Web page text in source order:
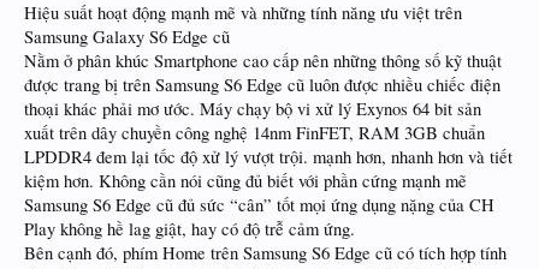
Hiệu suất hoạt động mạnh mẽ và những tính năng ưu việt trên
Samsung Galaxy S6 Edge cũ
Nằm ở phân khúc Smartphone cao cấp nên những thông số kỹ thuật
được trang bị trên Samsung S6 Edge cũ luôn được nhiều chiếc điện
thoại khác phải mơ ước. Máy chạy bộ vi xử lý Exynos 64 bit sản
xuất trên dây chuyền công nghệ 14nm FinFET, RAM 3GB chuẩn
LPDDR4 đem lại tốc độ xử lý vượt trội. mạnh hơn, nhanh hơn và tiết
kiệm hơn. Không cần nói cũng đủ biết với phần cứng mạnh mẽ
Samsung S6 Edge cũ đủ sức “cân” tốt mọi ứng dụng nặng của CH
Play không hề lag giật, hay có độ trễ cảm ứng.
Bên cạnh đó, phím Home trên Samsung S6 Edge cũ có tích hợp tính